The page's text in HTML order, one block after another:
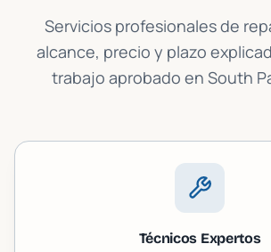
Servicios profesionales de
alcance, precio y plazo
trabajo aprobado en South
Técnicos Expertos